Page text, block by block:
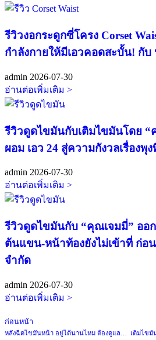
รีวิวงอกระดูกซี่โครง Corset
กำลังกายให้มีเอวคอดสะบั้น! กับ
admin 2026-07-30
อ่านต่อเพิ่มเติม >
รีวิวดูดไขมันกับเติมไขมันโดย
ผอม เอว 24 สู่ความกังวลเรื่องพุ
admin 2026-07-30
อ่านต่อเพิ่มเติม >
รีวิวดูดไขมันกับ “คุณเจมมี่” ออ
ต้นแขน-หน้าท้องยังไม่เข้าที่ ก่อ
จำกัด
admin 2026-07-30
อ่านต่อเพิ่มเติม >
ก่อนหน้า